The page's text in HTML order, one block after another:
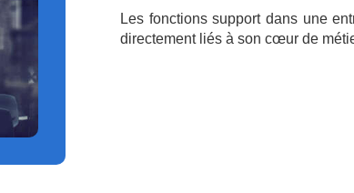
Les fonctions support dans une
directement liés à son cœur de